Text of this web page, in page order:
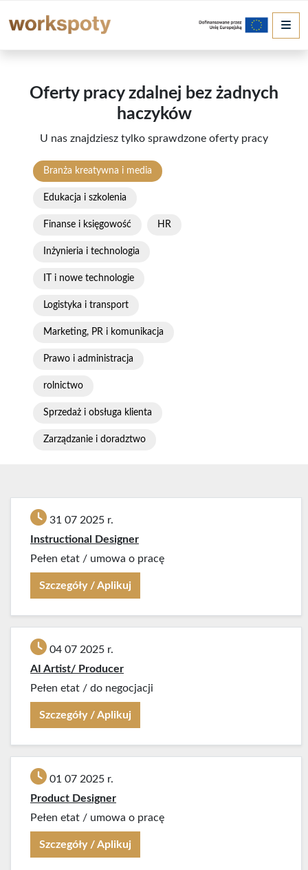
Oferty pracy zdalnej bez żadnych
haczyków
U nas znajdziesz tylko sprawdzone oferty pracy
Branża kreatywna i media
Edukacja i szkolenia
Finanse i księgowość HR
Inżynieria i technologia
IT i nowe technologie
Logistyka i transport
Marketing, PR i komunikacja
Prawo i administracja
rolnictwo
Sprzedaż i obsługa klienta
Zarządzanie i doradztwo
31 07 2025 r.
Instructional Designer
Pełen etat / umowa o pracę
Szczegóły / Aplikuj
04 07 2025 r.
AI Artist/ Producer
Pełen etat / do negocjacji
Szczegóły / Aplikuj
01 07 2025 r.
Product Designer
Pełen etat / umowa o pracę
Szczegóły / Aplikuj